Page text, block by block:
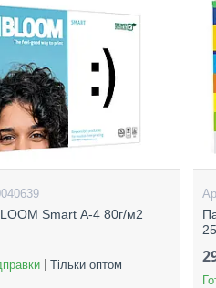
Smart А-4 80г/м2
Тільки оптом